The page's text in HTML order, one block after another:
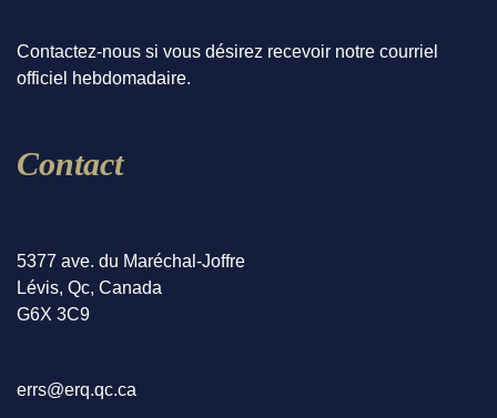
Contactez-nous si vous désirez recevoir notre courriel
officiel hebdomadaire.
Contact
5377 ave. du Maréchal-Joffre
Lévis, Qc, Canada
G6X 3C9
errs@erq.qc.ca